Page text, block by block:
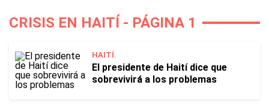
CRISIS EN HAITÍ - PÁGINA 1
HAITÍ.
El presidente de Haití dice que
sobrevivirá a los problemas